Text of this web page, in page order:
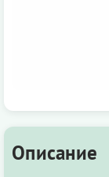
Описание